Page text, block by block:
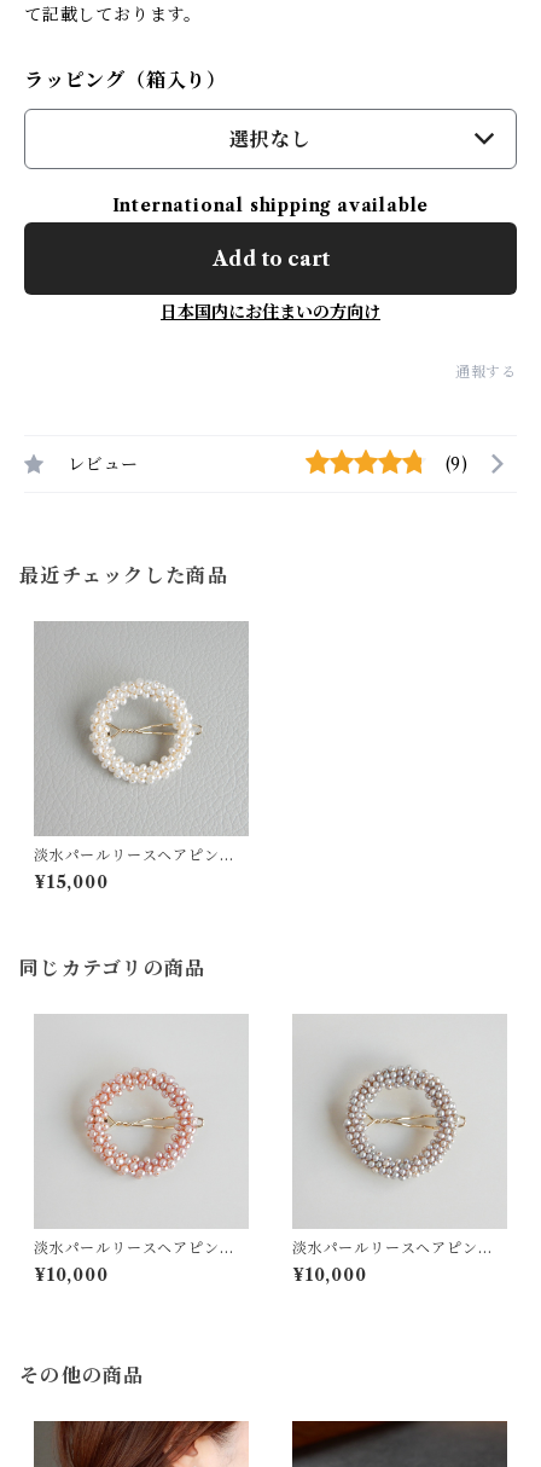
て記載しております。
ラッピング（箱入り）
選択なし
International shipping available
Add to cart
日本国内にお住まいの方向け
通報する
レビュー (9)
最近チェックした商品
淡水パールリースヘアピン
（ホワイト）【1085】
¥15,000
同じカテゴリの商品
淡水パールリースヘアピン
（ピンク）【1086】
¥10,000
淡水パールリースヘアピン
（グレー）【1087】
¥10,000
その他の商品